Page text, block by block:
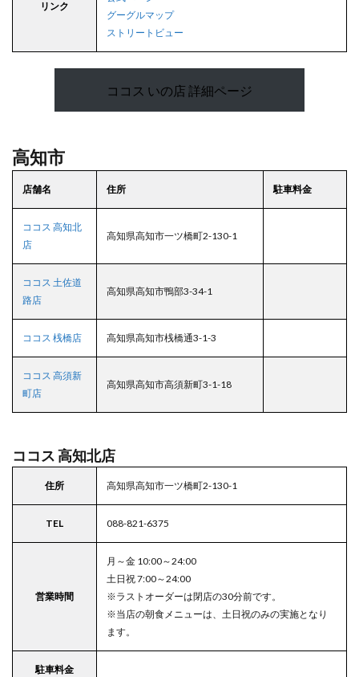
リンク
グーグルマップ
ストリートビュー
ココス いの店 詳細ページ
高知市
店舗名 住所 駐車料金
ココス 高知北
店
高知県高知市一ツ橋町2-130-1
ココス 土佐道
路店
高知県高知市鴨部3-34-1
ココス 桟橋店 高知県高知市桟橋通3-1-3
ココス 高須新
町店
高知県高知市高須新町3-1-18
ココス 高知北店
住所 高知県高知市一ツ橋町2-130-1
TEL 088-821-6375
営業時間
月～金 10:00～24:00
土日祝 7:00～24:00
※ラストオーダーは閉店の30分前です。
※当店の朝食メニューは、土日祝のみの実施となり
ます。
駐車料金